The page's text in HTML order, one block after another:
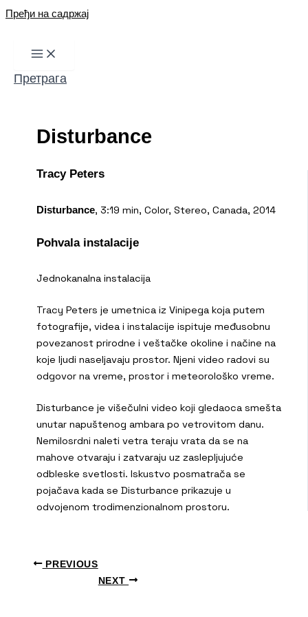
Пређи на садржај
Претрага
Disturbance
Tracy Peters
Disturbance, 3:19 min, Color, Stereo, Canada, 2014
Pohvala instalacije
Jednokanalna instalacija
Tracy Peters je umetnica iz Vinipega koja putem
fotografije, videa i instalacije ispituje međusobnu
povezanost prirodne i veštačke okoline i načine na
koje ljudi naseljavaju prostor. Njeni video radovi su
odgovor na vreme, prostor i meteorološko vreme.
Disturbance je višečulni video koji gledaoca smešta
unutar napuštenog ambara po vetrovitom danu.
Nemilosrdni naleti vetra teraju vrata da se na
mahove otvaraju i zatvaraju uz zaslepljujuće
odbleske svetlosti. Iskustvo posmatrača se
pojačava kada se Disturbance prikazuje u
odvojenom trodimenzionalnom prostoru.
PREVIOUS
NEXT